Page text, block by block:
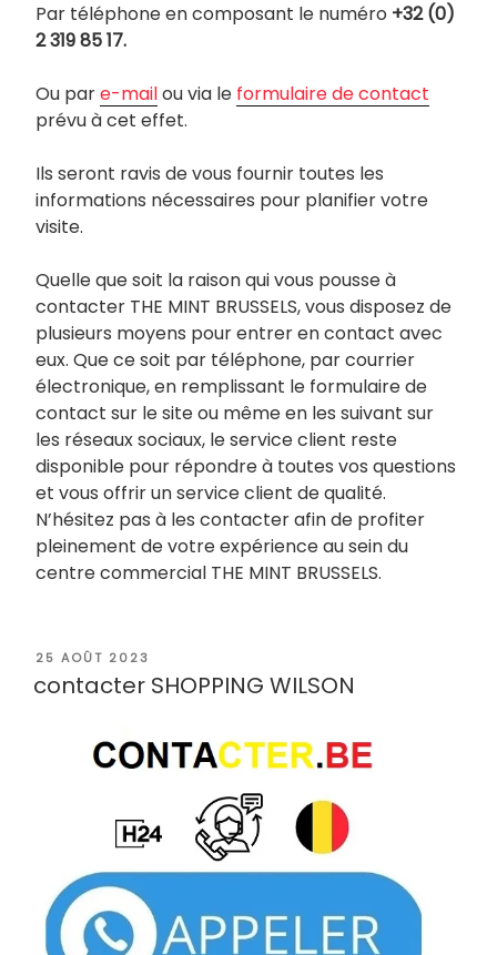
Par téléphone en composant le numéro +32 (0)
2 319 85 17.
Ou pare-mailou via le formulaire de contact
prévu à cet effet.
Ils seront ravis de vous fournir toutes les
informations nécessaires pour planifier votre
visite.
Quelle que soit la raison qui vous pousse à
contacter THE MINT BRUSSELS, vous disposez de
plusieurs moyens pour entrer en contact avec
eux. Que ce soit par téléphone, par courrier
électronique, en remplissant le formulaire de
contact sur le site ou même en les suivant sur
les réseaux sociaux, le service client reste
disponible pour répondre à toutes vos questions
et vous offrir un service client de qualité.
N’hésitez pas à les contacter afin de profiter
pleinement de votre expérience au sein du
centre commercial THE MINT BRUSSELS.
PUBLIÉ
25 AOÛT 2023
contacter SHOPPING WILSON